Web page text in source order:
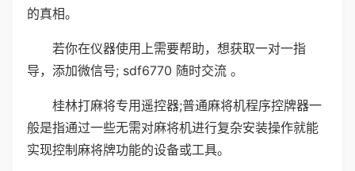
的真相。
若你在仪器使用上需要帮助，想获取一对一指
导，添加微信号; sdf6770 随时交流 。
桂林打麻将专用遥控器;普通麻将机程序控牌器一
般是指通过一些无需对麻将机进行复杂安装操作就能
实现控制麻将牌功能的设备或工具。